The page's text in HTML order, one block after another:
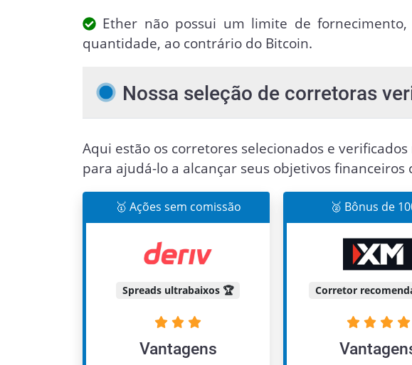
Ether não possui um limite de
quantidade, ao contrário do Bitcoin.
Nossa seleção de corretoras
Aqui estão os corretores selecionados e
para ajudá-lo a alcançar seus objetivos
🥇 Ações sem comissão
Spreads ultrabaixos 🏆
Vantagens
🥈 Bônus de
Corretor